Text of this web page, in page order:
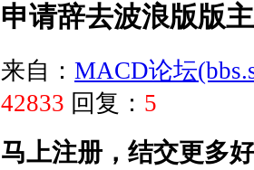
申请辞去波浪版版
来自： MACD论坛
42833 回复： 5
马上注册，结交更多